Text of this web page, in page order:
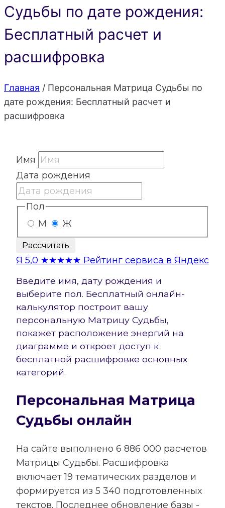
Судьбы по дате рождения:
Бесплатный расчет и
расшифровка
Главная / Персональная Матрица Судьбы по
дате рождения: Бесплатный расчет и
расшифровка
Имя
Дата рождения
Пол
М
Ж
Рассчитать
Я 5,0 ★★★★★ Рейтинг сервиса в Яндекс
Введите имя, дату рождения и
выберите пол. Бесплатный онлайн-
калькулятор построит вашу
персональную Матрицу Судьбы,
покажет расположение энергий на
диаграмме и откроет доступ к
бесплатной расшифровке основных
категорий.
Персональная Матрица
Судьбы онлайн
На сайте выполнено 6 886 000 расчетов
Матрицы Судьбы. Расшифровка
включает19 тематических разделов и
формируется из 5 340 подготовленных
текстов. Последнее обновление базы -